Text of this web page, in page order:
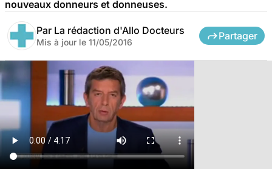
nouveaux donneurs et donneuses.
Par La rédaction d'Allo Docteurs
Mis à jour le 11/05/2016
Partager